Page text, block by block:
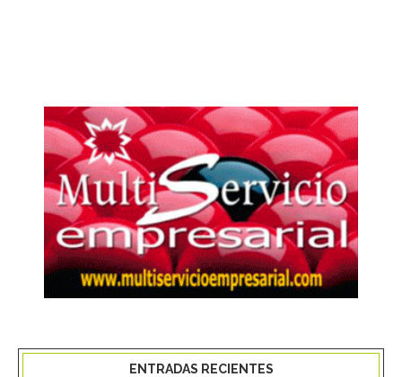
ENTRADAS RECIENTES